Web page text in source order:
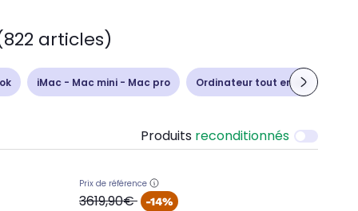
articles)
iMac - Mac mini - Mac pro Ordinateur tout en un
Produits reconditionnés
Prix de référence
oldPrice
3619,90€ -14%